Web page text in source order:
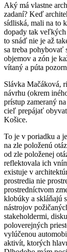
Aký má vlastne
zadaní? Keď
sídliská, mali na to
dopady tak veľkých
to snáď nie je až
sa treba
objemov a zón je
vítaný a púta
Slávka Mačáková,
návrhu (okrem
prístup zameraný
cieľ prepájať
Košice.
To je v poriadku a
na zle položenú
od zle položenej
reflektovala ich
existuje v
prostredia nie
prostredníctvom
klobúky a skláňajú
nástrojov
stakeholdermi,
poloverejných
vylúčenou
aktivít, ktorých